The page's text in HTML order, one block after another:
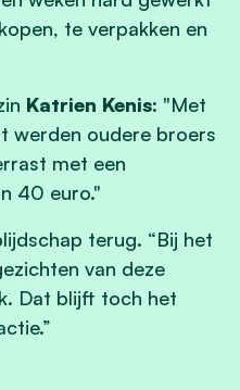
te verpakken en
Katrien Kenis: "Met
werden oudere broers
met een
40 euro."
terug. “Bij het
van deze
Dat blijft toch het